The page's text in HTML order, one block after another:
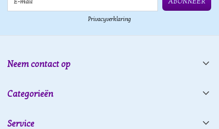
Privacyverklaring
Neem contact op
Categorieën
Service